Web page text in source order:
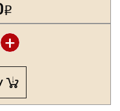
Р
+